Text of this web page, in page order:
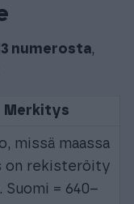
numerosta,
Merkitys
missä maassa
on rekisteröity
Suomi = 640–